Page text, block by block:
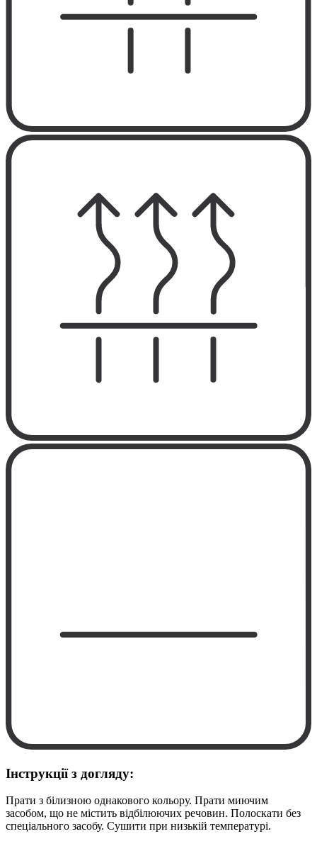
Інструкції з догляду:
Прати з білизною однакового кольору. Прати миючим
засобом, що не містить відбілюючих речовин. Полоскати без
спеціального засобу. Сушити при низькій температурі.